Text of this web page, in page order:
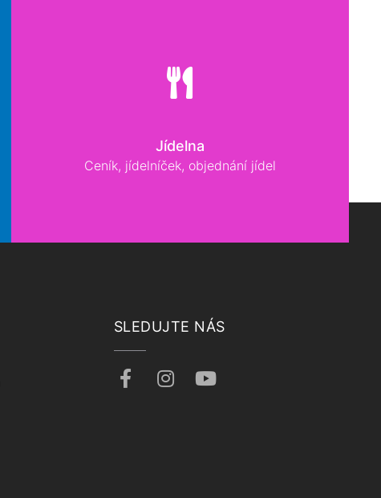
Jídelna
Ceník, jídelníček, objednání jídel
SLEDUJTE NÁS